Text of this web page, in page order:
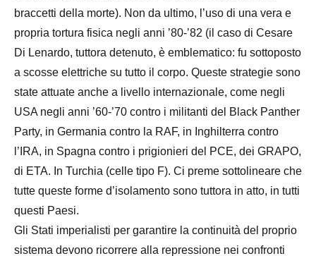
braccetti della morte). Non da ultimo, l’uso di una vera e
propria tortura fisica negli anni ’80-’82 (il caso di Cesare
Di Lenardo, tuttora detenuto, è emblematico: fu sottoposto
a scosse elettriche su tutto il corpo. Queste strategie sono
state attuate anche a livello internazionale, come negli
USA negli anni ’60-’70 contro i militanti del Black Panther
Party, in Germania contro la RAF, in Inghilterra contro
l’IRA, in Spagna contro i prigionieri del PCE, dei GRAPO,
di ETA. In Turchia (celle tipo F). Ci preme sottolineare che
tutte queste forme d’isolamento sono tuttora in atto, in tutti
questi Paesi.
Gli Stati imperialisti per garantire la continuità del proprio
sistema devono ricorrere alla repressione nei confronti